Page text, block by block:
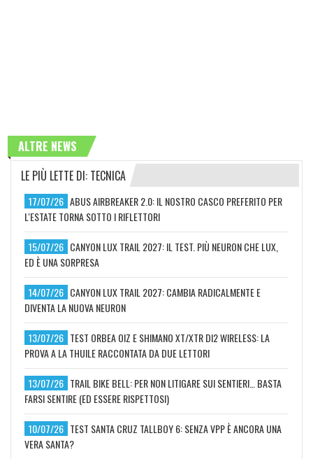
ALTRE NEWS
LE PIÙ LETTE DI: TECNICA
17/07/26 ABUS AIRBREAKER 2.0: IL NOSTRO CASCO PREFERITO PER
L'ESTATE TORNA SOTTO I RIFLETTORI
15/07/26 CANYON LUX TRAIL 2027: IL TEST. PIÙ NEURON CHE LUX,
ED È UNA SORPRESA
14/07/26 CANYON LUX TRAIL 2027: CAMBIA RADICALMENTE E
DIVENTA LA NUOVA NEURON
13/07/26 TEST ORBEA OIZ E SHIMANO XT/XTR DI2 WIRELESS: LA
PROVA A LA THUILE RACCONTATA DA DUE LETTORI
13/07/26 TRAIL BIKE BELL: PER NON LITIGARE SUI SENTIERI… BASTA
FARSI SENTIRE (ED ESSERE RISPETTOSI)
10/07/26 TEST SANTA CRUZ TALLBOY 6: SENZA VPP È ANCORA UNA
VERA SANTA?